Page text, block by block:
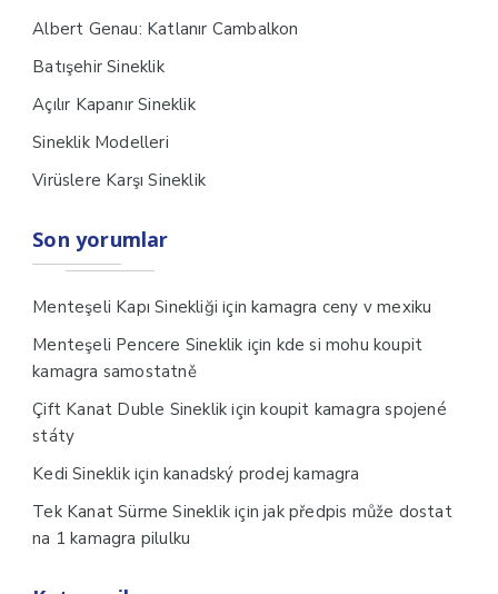
Albert Genau: Katlanır Cambalkon
Batışehir Sineklik
Açılır Kapanır Sineklik
Sineklik Modelleri
Virüslere Karşı Sineklik
Son yorumlar
Menteşeli Kapı Sinekliği içinkamagra ceny v mexiku
Menteşeli Pencere Sineklik için kde si mohu koupit
kamagra samostatně
Çift Kanat Duble Sineklik içinkoupit kamagra spojené
státy
Kedi Sineklikiçin kanadský prodej kamagra
Tek Kanat Sürme Sineklikiçinjak předpis může dostat
na 1 kamagra pilulku